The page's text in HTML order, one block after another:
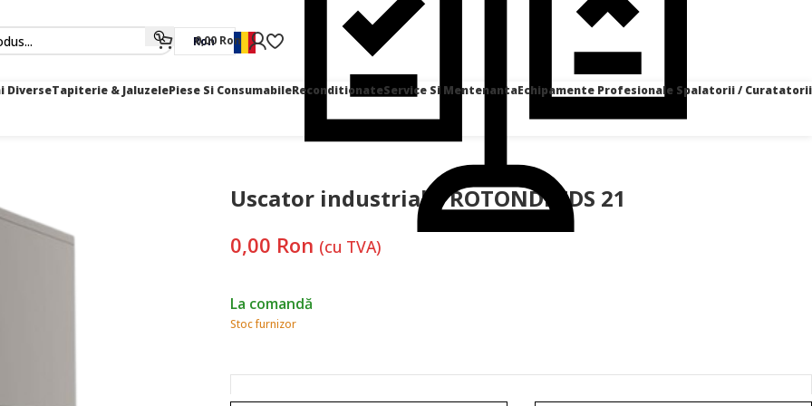
Ron
0,00 Ron
DiverseTapiterie & JaluzelePiese Si ConsumabileReconditionateService Si MentenantaEchipamente Profesionale Spalatorii / Curatatorii
Uscator industrial – ROTONDI EDS 21
Uscator industrial – ROTONDI EDS 21
0,00 Ron (cu TVA)
La comandă
Stoc furnizor